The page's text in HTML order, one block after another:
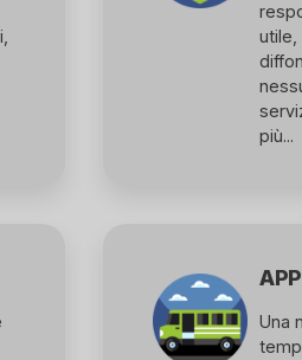
utile,
più...
Una